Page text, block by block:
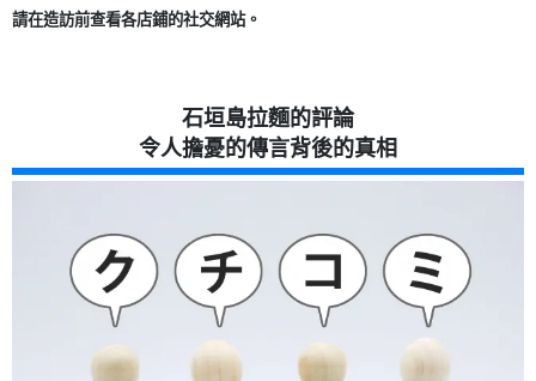
請在造訪前查看各店鋪的社交網站。
石垣島拉麵的評論
令人擔憂的傳言背後的真相